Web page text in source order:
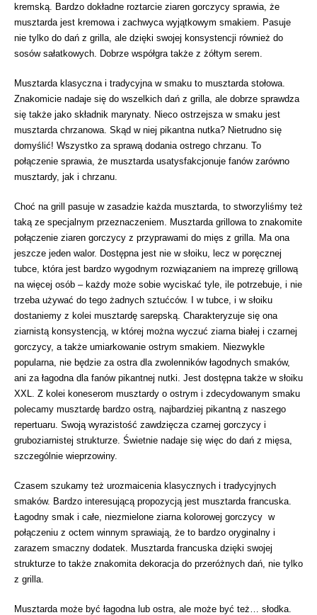
kremską. Bardzo dokładne roztarcie ziaren gorczycy sprawia, że
musztarda jest kremowa i zachwyca wyjątkowym smakiem. Pasuje
nie tylko do dań z grilla, ale dzięki swojej konsystencji również do
sosów sałatkowych. Dobrze współgra także z żółtym serem.
Musztarda klasyczna i tradycyjna w smaku to musztarda stołowa.
Znakomicie nadaje się do wszelkich dań z grilla, ale dobrze sprawdza
się także jako składnik marynaty. Nieco ostrzejsza w smaku jest
musztarda chrzanowa. Skąd w niej pikantna nutka? Nietrudno się
domyślić! Wszystko za sprawą dodania ostrego chrzanu. To
połączenie sprawia, że musztarda usatysfakcjonuje fanów zarówno
musztardy, jak i chrzanu.
Choć na grill pasuje w zasadzie każda musztarda, to stworzyliśmy też
taką ze specjalnym przeznaczeniem. Musztarda grillowa to znakomite
połączenie ziaren gorczycy z przyprawami do mięs z grilla. Ma ona
jeszcze jeden walor. Dostępna jest nie w słoiku, lecz w poręcznej
tubce, która jest bardzo wygodnym rozwiązaniem na imprezę grillową
na więcej osób – każdy może sobie wyciskać tyle, ile potrzebuje, i nie
trzeba używać do tego żadnych sztućców. I w tubce, i w słoiku
dostaniemy z kolei musztardę sarepską. Charakteryzuje się ona
ziarnistą konsystencją, w której można wyczuć ziarna białej i czarnej
gorczycy, a także umiarkowanie ostrym smakiem. Niezwykle
popularna, nie będzie za ostra dla zwolenników łagodnych smaków,
ani za łagodna dla fanów pikantnej nutki. Jest dostępna także w słoiku
XXL. Z kolei koneserom musztardy o ostrym i zdecydowanym smaku
polecamy musztardę bardzo ostrą, najbardziej pikantną z naszego
repertuaru. Swoją wyrazistość zawdzięcza czarnej gorczycy i
gruboziarnistej strukturze. Świetnie nadaje się więc do dań z mięsa,
szczególnie wieprzowiny.
Czasem szukamy też urozmaicenia klasycznych i tradycyjnych
smaków. Bardzo interesującą propozycją jest musztarda francuska.
Łagodny smak i całe, niezmielone ziarna kolorowej gorczycy w
połączeniu z octem winnym sprawiają, że to bardzo oryginalny i
zarazem smaczny dodatek. Musztarda francuska dzięki swojej
strukturze to także znakomita dekoracja do przeróżnych dań, nie tylko
z grilla.
Musztarda może być łagodna lub ostra, ale może być też… słodka.